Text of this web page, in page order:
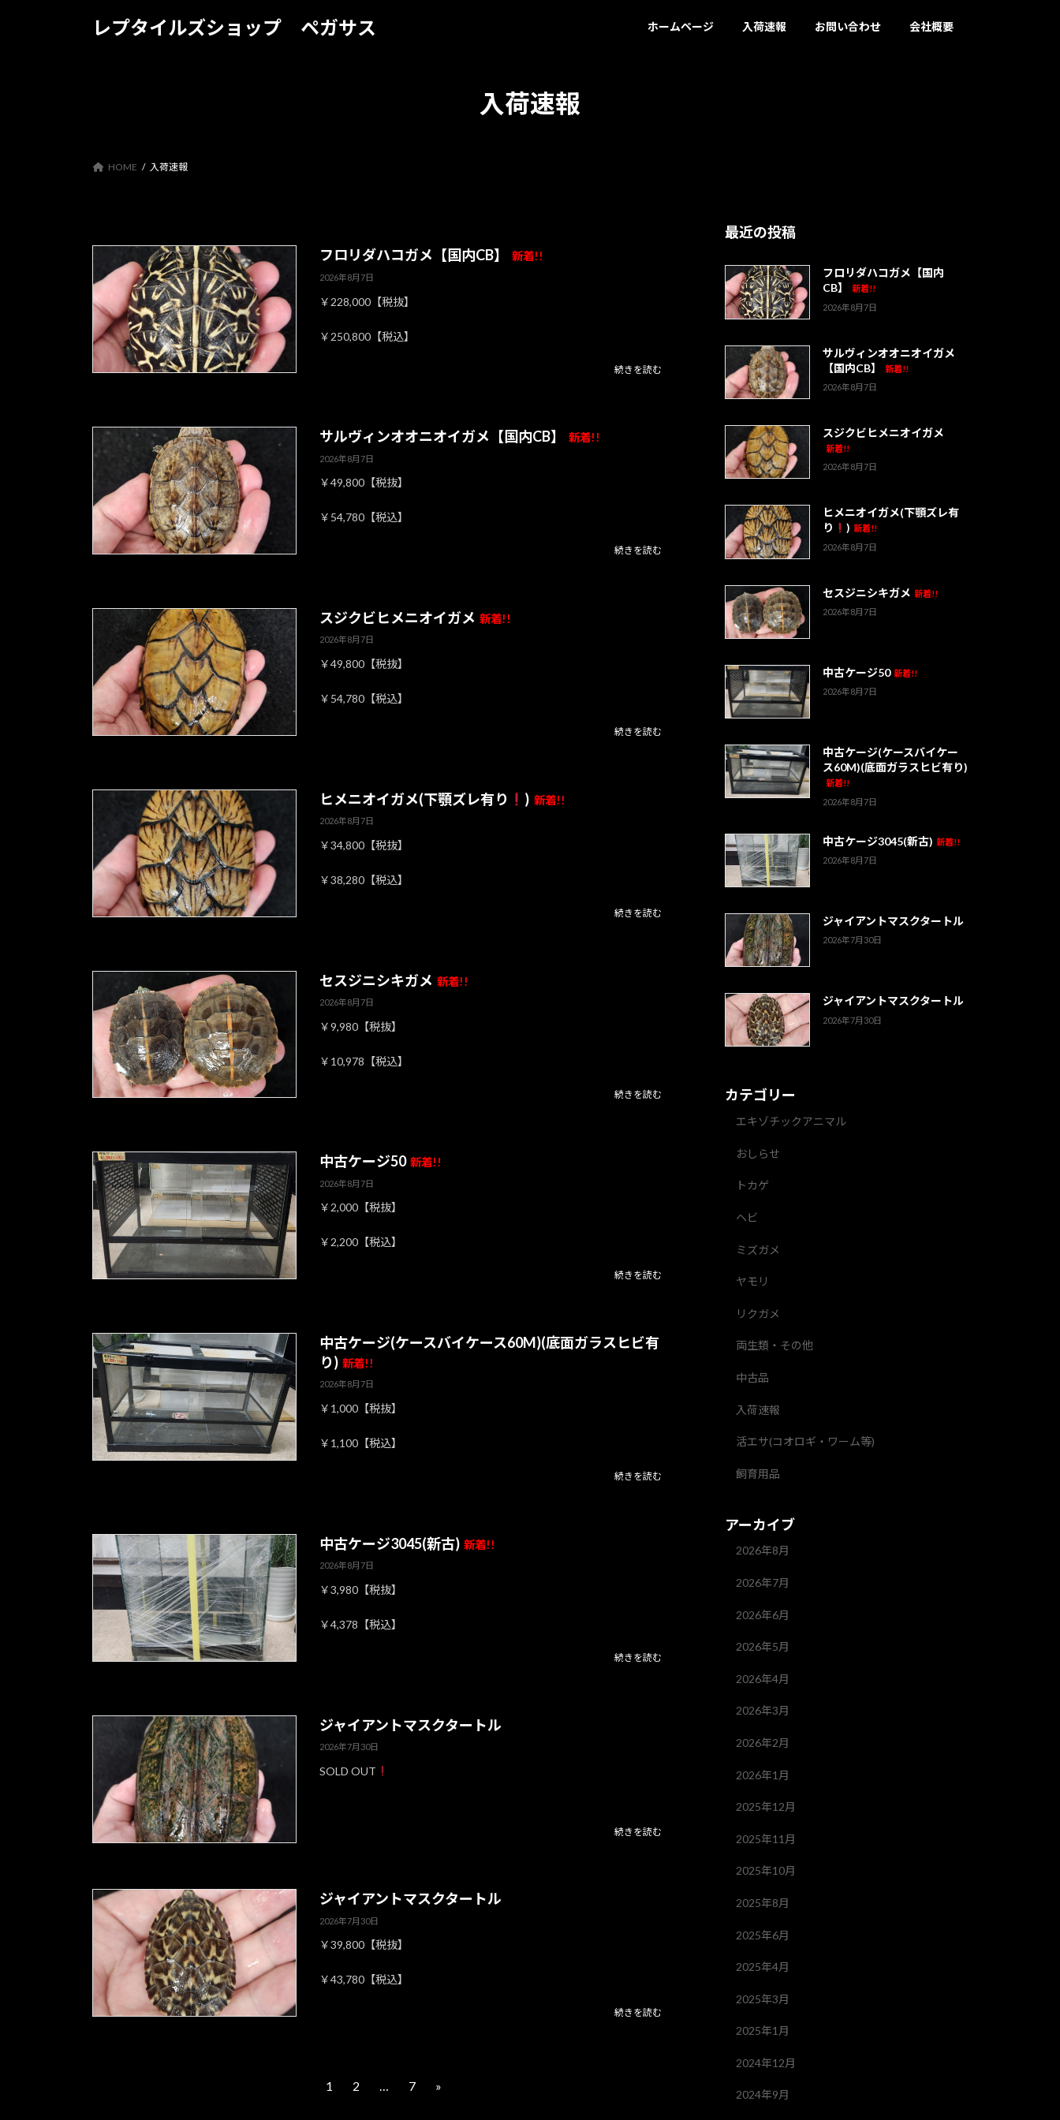
レプタイルズショップ ペガサス ホームページ 入荷速報 お問い合わせ 会社概要
入荷速報
HOME 入荷速報
フロリダハコガメ【国内CB】 新着!!
2026年8月7日
￥228,000【税抜】
￥250,800【税込】
続きを読む
サルヴィンオオニオイガメ【国内CB】 新着!!
2026年8月7日
￥49,800【税抜】
￥54,780【税込】
続きを読む
スジクビヒメニオイガメ 新着!!
2026年8月7日
￥49,800【税抜】
￥54,780【税込】
続きを読む
ヒメニオイガメ(下顎ズレ有り ) 新着!!
2026年8月7日
￥34,800【税抜】
￥38,280【税込】
続きを読む
セスジニシキガメ 新着!!
2026年8月7日
￥9,980【税抜】
￥10,978【税込】
続きを読む
中古ケージ50 新着!!
2026年8月7日
￥2,000【税抜】
￥2,200【税込】
続きを読む
中古ケージ(ケースバイケース60M)(底面ガラスヒビ有
り) 新着!!
2026年8月7日
￥1,000【税抜】
￥1,100【税込】
続きを読む
中古ケージ3045(新古) 新着!!
2026年8月7日
￥3,980【税抜】
￥4,378【税込】
続きを読む
ジャイアントマスクタートル
2026年7月30日
SOLD OUT
続きを読む
ジャイアントマスクタートル
2026年7月30日
￥39,800【税抜】
￥43,780【税込】
続きを読む
固
1
固
2 …
固
7 »
最近の投稿
フロリダハコガメ【国内
CB】
新着!!
2026年8月7日
サルヴィンオオニオイガメ
【国内CB】
新着!!
2026年8月7日
スジクビヒメニオイガメ
新着!!
2026年8月7日
ヒメニオイガメ(下顎ズレ有
り
) 新着!!
2026年8月7日
セスジニシキガメ 新着!!
2026年8月7日
中古ケージ50 新着!!
2026年8月7日
中古ケージ(ケースバイケー
ス60M)(底面ガラスヒビ有り)
新着!!
2026年8月7日
中古ケージ3045(新古) 新着!!
2026年8月7日
ジャイアントマスクタートル
2026年7月30日
ジャイアントマスクタートル
2026年7月30日
カテゴリー
エキゾチックアニマル
おしらせ
トカゲ
ヘビ
ミズガメ
ヤモリ
リクガメ
両生類・その他
中古品
入荷速報
活エサ(コオロギ・ワーム等)
飼育用品
アーカイブ
2026年8月
2026年7月
2026年6月
2026年5月
2026年4月
2026年3月
2026年2月
2026年1月
2025年12月
2025年11月
2025年10月
2025年8月
2025年6月
2025年4月
2025年3月
2025年1月
2024年12月
2024年9月